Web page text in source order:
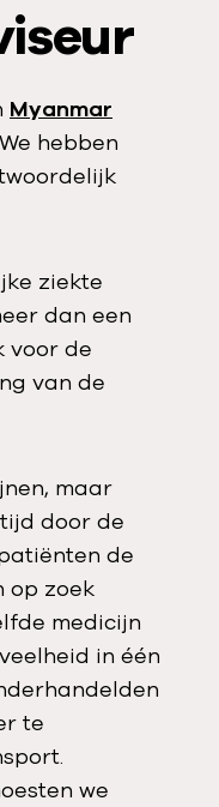
Myanmar
hebben
ziekte
dan een
voor de
van de
maar
door de
de
op zoek
medicijn
in één
te
we